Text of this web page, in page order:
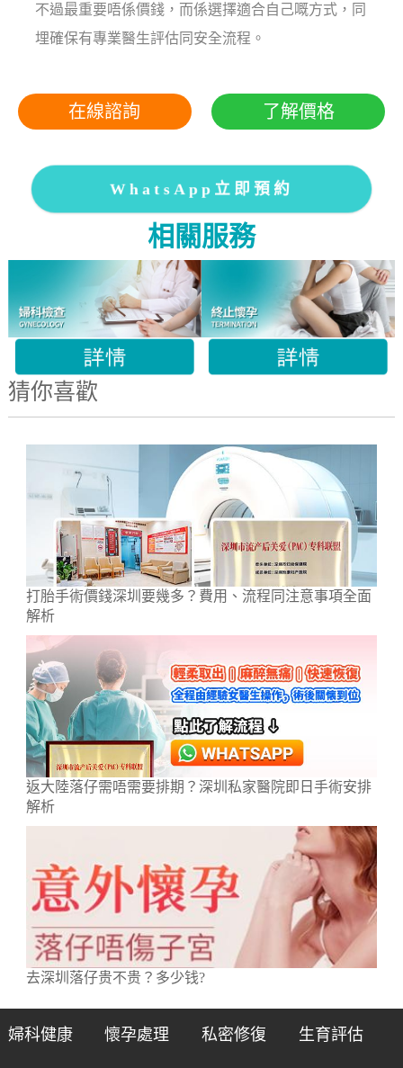
不過最重要唔係價錢，而係選擇適合自己嘅方式，同
埋確保有專業醫生評估同安全流程。
在線諮詢 了解價格
WhatsApp立即預約
相關服務
猜你喜歡
打胎手術價錢深圳要幾多？費用、流程同注意事項全面
解析
返大陸落仔需唔需要排期？深圳私家醫院即日手術安排
解析
去深圳落仔贵不贵？多少钱?
婦科健康 懷孕處理 私密修復 生育評估